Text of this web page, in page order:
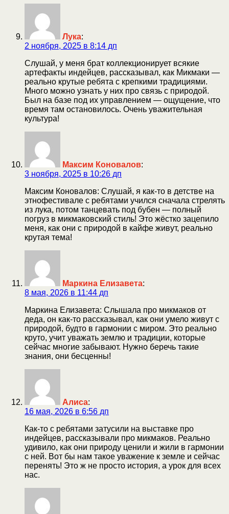
Лука:
2 ноября, 2025 в 8:14 дп
Слушай, у меня брат коллекционирует всякие
артефакты индейцев, рассказывал, как Микмаки —
реально крутые ребята с крепкими традициями.
Много можно узнать у них про связь с природой.
Был на базе под их управлением — ощущение, что
время там остановилось. Очень уважительная
культура!
Максим Коновалов:
3 ноября, 2025 в 10:26 дп
Максим Коновалов: Слушай, я как-то в детстве на
этнофестивале с ребятами учился сначала стрелять
из лука, потом танцевать под бубен — полный
погруз в микмаковский стиль! Это жёстко зацепило
меня, как они с природой в кайфе живут, реально
крутая тема!
Маркина Елизавета:
8 мая, 2026 в 11:44 дп
Маркина Елизавета: Слышала про микмаков от
деда, он как-то рассказывал, как они умело живут с
природой, будто в гармонии с миром. Это реально
круто, учит уважать землю и традиции, которые
сейчас многие забывают. Нужно беречь такие
знания, они бесценны!
Алиса:
16 мая, 2026 в 6:56 дп
Как-то с ребятами затусили на выставке про
индейцев, рассказывали про микмаков. Реально
удивило, как они природу ценили и жили в гармонии
с ней. Вот бы нам такое уважение к земле и сейчас
перенять! Это ж не просто история, а урок для всех
нас.